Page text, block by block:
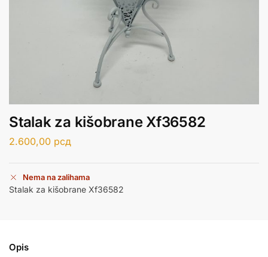
Stalak za kišobrane Xf36582
2.600,00 рсд
Nema na zalihama
Stalak za kišobrane Xf36582
Opis